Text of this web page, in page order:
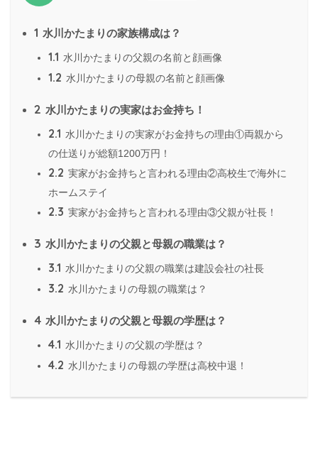
1 水川かたまりの家族構成は？
1.1 水川かたまりの父親の名前と顔画像
1.2 水川かたまりの母親の名前と顔画像
2 水川かたまりの実家はお金持ち！
2.1 水川かたまりの実家がお金持ちの理由①両親から
の仕送りが総額1200万円！
2.2 実家がお金持ちと言われる理由②高校生で海外に
ホームステイ
2.3 実家がお金持ちと言われる理由③父親が社長！
3 水川かたまりの父親と母親の職業は？
3.1 水川かたまりの父親の職業は建設会社の社長
3.2 水川かたまりの母親の職業は？
4 水川かたまりの父親と母親の学歴は？
4.1 水川かたまりの父親の学歴は？
4.2 水川かたまりの母親の学歴は高校中退！